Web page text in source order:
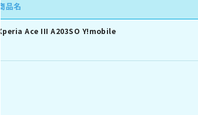
商品名
Xperia Ace III A203SO Y!mobile